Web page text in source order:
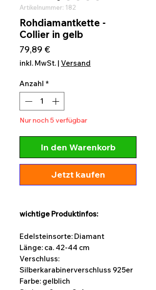
Artikelnummer: 182
Rohdiamantkette -
Collier in gelb
79,89 €Preis
inkl. MwSt. | Versand
Anzahl *
Nur noch 5 verfügbar
In den Warenkorb
Jetzt kaufen
wichtige Produktinfos:
Edelsteinsorte: Diamant
Länge: ca. 42-44 cm
Verschluss:
Silberkarabinerverschluss 925er
Farbe: gelblich